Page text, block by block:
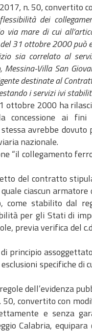
n. 50, convertito
dei
via mare di cui
31 ottobre 2000 può
sia correlato al
Villa San
destinate al
i servizi ivi
2000 ha
ai fini
avrebbe dovuto
nazionale.
“il collegamento
del contratto
ciascun armatore
stabilito dal
per gli Stati di
previa verifica del
principio
specifiche di
dell’evidenza
convertito con
e senza
Calabria, equipara